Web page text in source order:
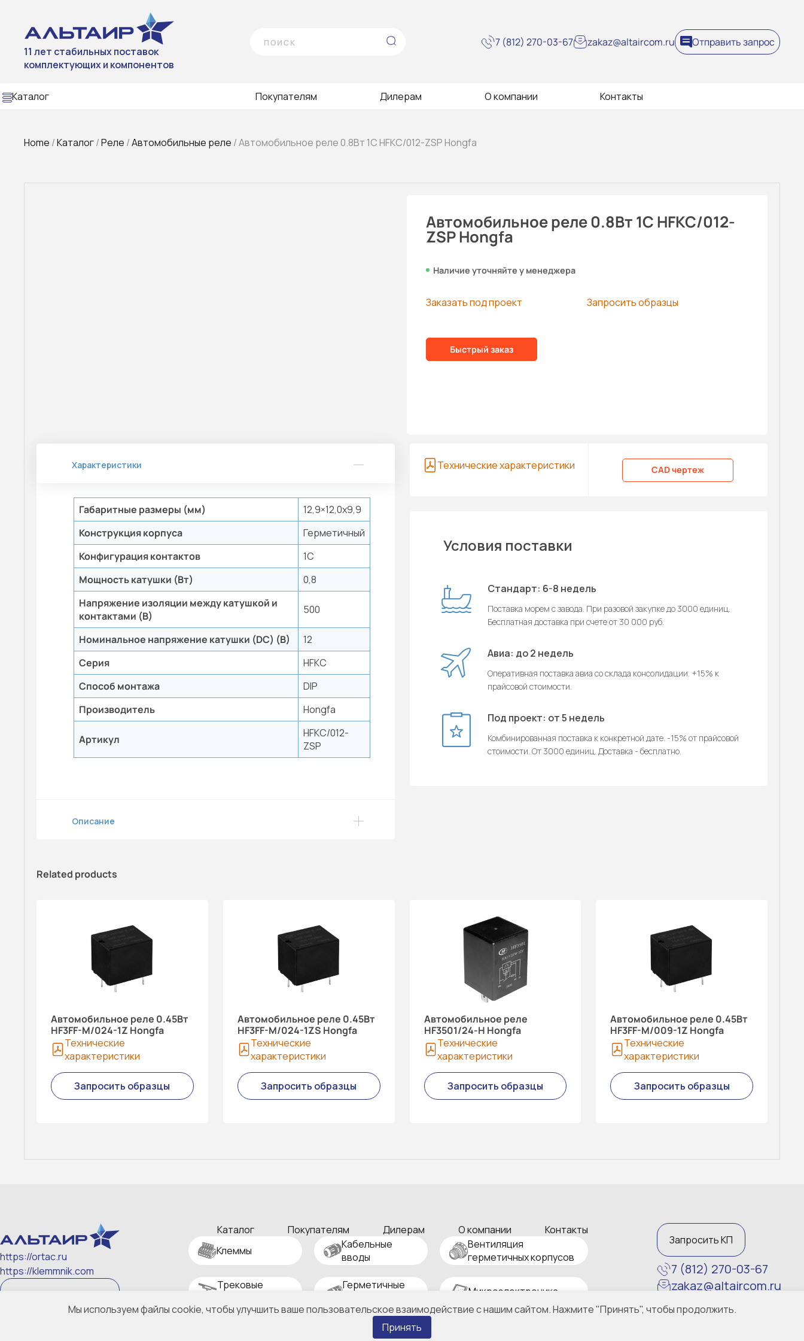
11 лет стабильных поставок
комплектующих и компонентов
7 (812) 270-03-67 zakaz@altaircom.ru Отправить запрос
Каталог Покупателям Дилерам О компании Контакты
Home /Каталог/Реле /Автомобильные реле / Автомобильное реле 0.8Вт 1C HFKC/012-ZSP Hongfa
Автомобильное реле 0.8Вт 1C HFKC/012-
ZSP Hongfa
Наличие уточняйте у менеджера
Заказать под проект Запросить образцы
Быстрый заказ
Характеристики
Габаритные размеры (мм)
12,9×12,0x9,9
Конструкция корпуса
Герметичный
Конфигурация контактов
1C
Мощность катушки (Вт)
0,8
Напряжение изоляции между катушкой и
контактами (В)
500
Номинальное напряжение катушки (DC) (В)
12
Серия
HFKC
Способ монтажа
DIP
Производитель
Hongfa
Артикул
HFKC/012-
ZSP
Описание
Технические характеристики CAD чертеж
Условия поставки
Стандарт: 6-8 недель
Поставка морем с завода. При разовой закупке до 3000 единиц.
Бесплатная доставка при счете от 30 000 руб.
Авиа: до 2 недель
Оперативная поставка авиа со склада консолидации. +15% к
прайсовой стоимости.
Под проект: от 5 недель
Комбинированная поставка к конкретной дате. -15% от прайсовой
стоимости. От 3000 единиц. Доставка - бесплатно.
Related products
Автомобильное реле 0.45Вт
HF3FF-M/024-1Z Hongfa
Технические
характеристики
Запросить образцы
Автомобильное реле 0.45Вт
HF3FF-M/024-1ZS Hongfa
Технические
характеристики
Запросить образцы
Автомобильное реле
HF3501/24-H Hongfa
Технические
характеристики
Запросить образцы
Автомобильное реле 0.45Вт
HF3FF-M/009-1Z Hongfa
Технические
характеристики
Запросить образцы
https://ortac.ru
https://klemmnik.com
Каталог Покупателям Дилерам О компании
Контакты
Клеммы
Кабельные
вводы
Вентиляция
герметичных корпусов
Трековые
Герметичные
Микроэлектроника
Запросить КП
7 (812) 270-03-67
zakaz@altaircom.ru
Политика конфиденциальности
Мы используем файлы cookie, чтобы улучшить ваше пользовательское взаимодействие с нашим сайтом. Нажмите "Принять", чтобы продолжить.
Принять